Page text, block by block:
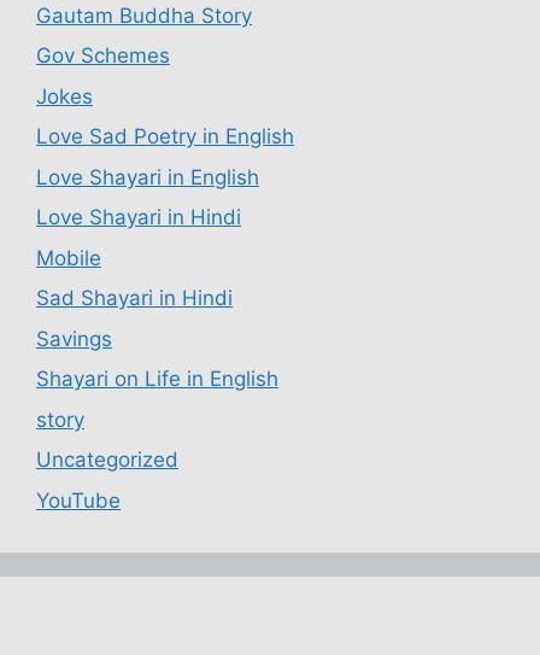
Gautam Buddha Story
Gov Schemes
Jokes
Love Sad Poetry in English
Love Shayari in English
Love Shayari in Hindi
Mobile
Sad Shayari in Hindi
Savings
Shayari on Life in English
story
Uncategorized
YouTube